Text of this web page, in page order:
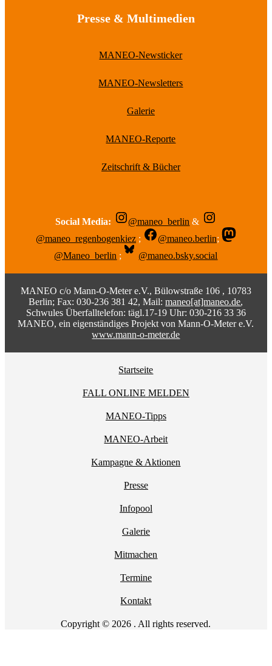
Presse & Multimedien
MANEO-Newsticker
MANEO-Newsletters
Galerie
MANEO-Reporte
Zeitschrift & Bücher
Social Media: @maneo_berlin &
@maneo_regenbogenkiez ; @maneo.berlin;
@Maneo_berlin ; @maneo.bsky.social
MANEO c/o Mann-O-Meter e.V., Bülowstraße 106 , 10783
Berlin; Fax: 030-236 381 42, Mail:maneo[at]maneo.de,
Schwules Überfalltelefon: tägl.17-19 Uhr: 030-216 33 36
MANEO, ein eigenständiges Projekt von Mann-O-Meter e.V.
www.mann-o-meter.de
Startseite
FALL ONLINE MELDEN
MANEO-Tipps
MANEO-Arbeit
Kampagne & Aktionen
Presse
Infopool
Galerie
Mitmachen
Termine
Kontakt
Copyright © 2026 . All rights reserved.